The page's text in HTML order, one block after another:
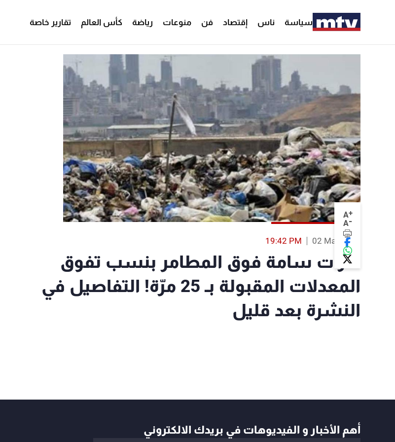
سياسة ناس إقتصاد فن منوعات رياضة كأس العالم تقارير خاصة
A+
A-
02 Mar 2019
19:42 PM
غازات سامة فوق المطامر بنسب تفوق
المعدلات المقبولة بـ 25 مرّة! التفاصيل في
النشرة بعد قليل
أهم الأخبار و الفيديوهات في بريدك الالكتروني